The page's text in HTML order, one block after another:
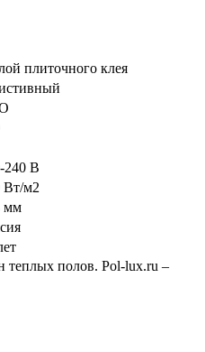
плиточного клея
240 В
Вт/м2
мм
теплых полов. Pol-lux.ru –